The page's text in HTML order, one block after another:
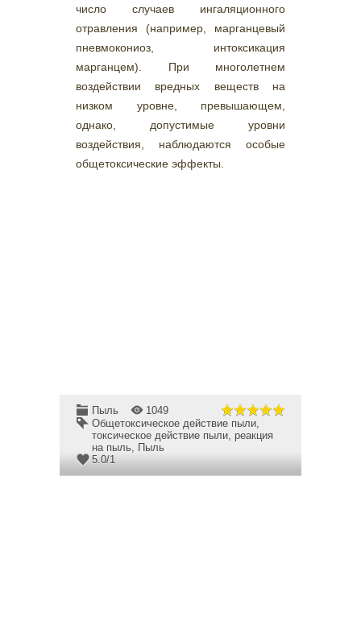
число случаев ингаляционного
отравления (например, марганцевый
пневмокониоз, интоксикация
марганцем). При многолетнем
воздействии вредных веществ на
низком уровне, превышающем,
однако, допустимые уровни
воздействия, наблюдаются особые
общетоксические эффекты.
Пыль
1049
Общетоксическое действие пыли,
токсическое действие пыли, реакция
на пыль, Пыль
5.0/1